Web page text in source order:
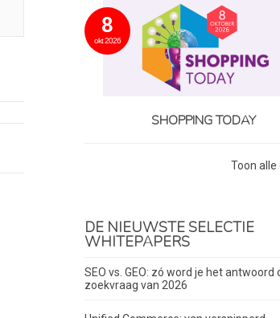
8
okt 2026
SHOPPING TODAY
Toon alle
DE NIEUWSTE SELECTIE
WHITEPAPERS
SEO vs. GEO: zó word je het antwoord
zoekvraag van 2026